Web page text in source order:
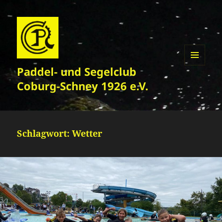
Paddel- und Segelclub
Coburg-Schney 1926 e.V.
MENÜ
WIDGETS
Schlagwort:Wetter